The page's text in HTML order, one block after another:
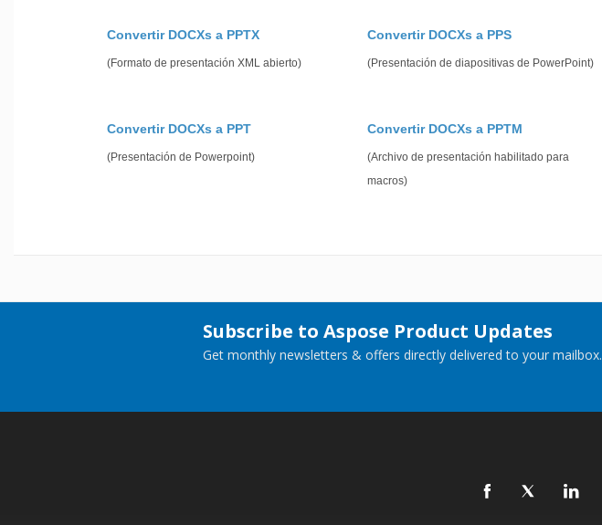
Convertir DOCXs a PPTX
(Formato de presentación XML abierto)
Convertir DOCXs a PPS
(Presentación de diapositivas de PowerPoint)
Convertir DOCXs a PPT
(Presentación de Powerpoint)
Convertir DOCXs a PPTM
(Archivo de presentación habilitado para
macros)
Subscribe to Aspose Product Updates
Get monthly newsletters & offers directly delivered to your mailbox.